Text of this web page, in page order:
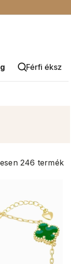
Férfi
246 termék